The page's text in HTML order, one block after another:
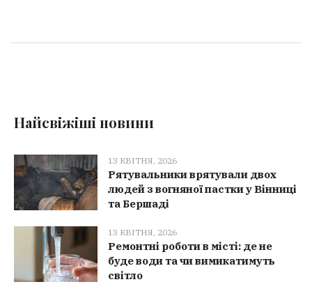
Найсвіжіші новини
13 КВІТНЯ, 2026
Рятувальники врятували двох
людей з вогняної пастки у Вінниці
та Бершаді
13 КВІТНЯ, 2026
Ремонтні роботи в місті: де не
буде води та чи вимикатимуть
світло